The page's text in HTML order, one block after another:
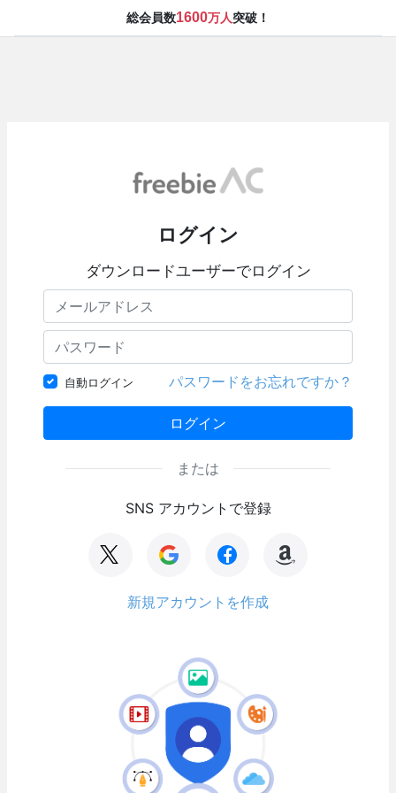
総会員数1600万人突破！
ログイン
ダウンロードユーザーでログイン
自動ログイン パスワードをお忘れですか？
ログイン
または
SNS アカウントで登録
新規アカウントを作成